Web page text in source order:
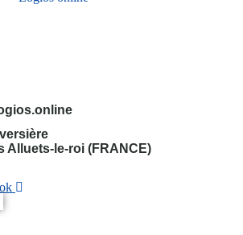
Alluets-le-roi (FRANCE)